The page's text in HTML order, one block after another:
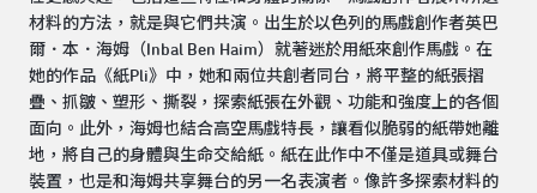
材料的方法，就是與它們共演。出生於以色列的馬戲創作者英巴
爾．本．海姆（Inbal Ben Haim）就著迷於用紙來創作馬戲。在
她的作品《紙Pli》中，她和兩位共創者同台，將平整的紙張摺
疊、抓皺、塑形、撕裂，探索紙張在外觀、功能和強度上的各個
面向。此外，海姆也結合高空馬戲特長，讓看似脆弱的紙帶她離
地，將自己的身體與生命交給紙。紙在此作中不僅是道具或舞台
裝置，也是和海姆共享舞台的另一名表演者。像許多探索材料的